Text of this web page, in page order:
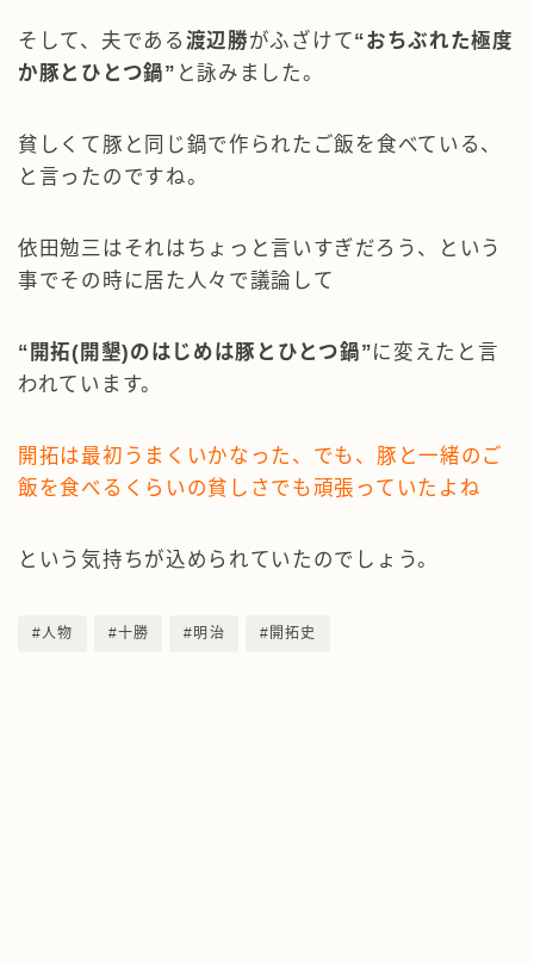
そして、夫である 渡辺勝がふざけて“おちぶれた極度
か豚とひとつ鍋” と詠みました。
貧しくて豚と同じ鍋で作られたご飯を食べている、
と言ったのですね。
依田勉三はそれはちょっと言いすぎだろう、という
事でその時に居た人々で議論して
“開拓(開墾)のはじめは豚とひとつ鍋”に変えたと言
われています。
開拓は最初うまくいかなった、でも、豚と一緒のご
飯を食べるくらいの貧しさでも頑張っていたよね
という気持ちが込められていたのでしょう。
#人物 #十勝 #明治 #開拓史